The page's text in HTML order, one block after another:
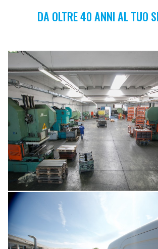
DA OLTRE 40 ANNI AL TUO